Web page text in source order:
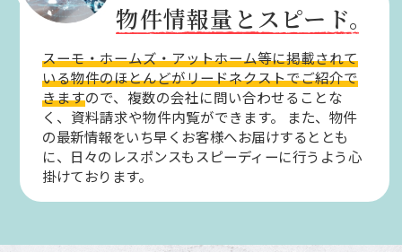
物件情報量とスピード。
スーモ・ホームズ・アットホーム等に掲載されて
いる物件のほとんどがリードネクストでご紹介で
きますので、複数の会社に問い合わせることな
く、資料請求や物件内覧ができます。
また、物件
の最新情報をいち早くお客様へお届けするととも
に、日々のレスポンスもスピーディーに行うよう心
掛けております。